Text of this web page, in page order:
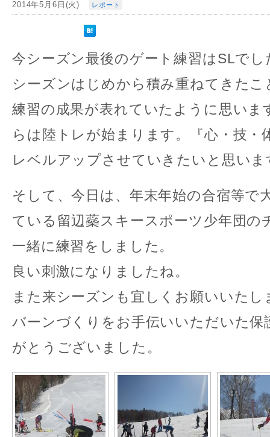
2014年5月6日(火) レポート
今シーズン最後のゲート練習はSLでし
シーズンはじめから積み重ねてきた
練習の成果が表れていたように思いま
らは陸トレが始まります。『心・技・
レベルアップさせていきたいと思いま
そして、今日は、年末年始の合宿等で
ている留辺蘂スキースポーツ少年団の
一緒に練習をしました。
良い刺激になりましたね。
また来シーズンも宜しくお願いいたし
バーンづくりをお手伝いいただいた保
がとうございました。